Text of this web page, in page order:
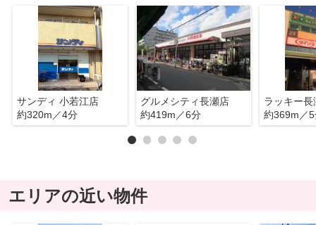
サンディ 小若江店
約320m／4分
グルメシティ長瀬店
約419m／6分
ラッキー長
約369m／
エリアの近い物件